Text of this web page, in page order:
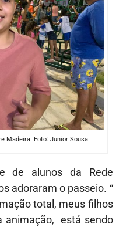
Madeira. Foto: Junior Sousa.
de alunos da Rede
adoraram o passeio. “
total, meus filhos
animação, está sendo